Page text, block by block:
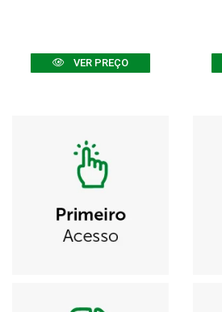
VER PREÇO